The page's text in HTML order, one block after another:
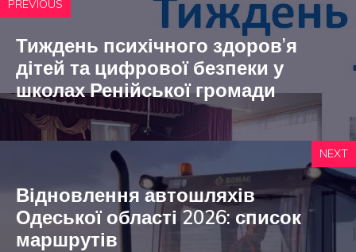
PREVIOUS
Тиждень психічного здоров’я
дітей та цифрової безпеки у
школах Ренійської громади
NEXT
Відновлення автошляхів
Одеської області 2026: список
маршрутів